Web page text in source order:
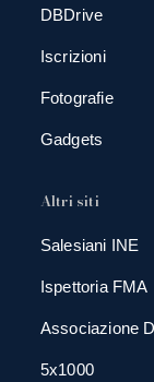
DBDrive
Iscrizioni
Fotografie
Gadgets
Altri siti
Salesiani INE
Ispettoria FMA
Associazione
5x1000